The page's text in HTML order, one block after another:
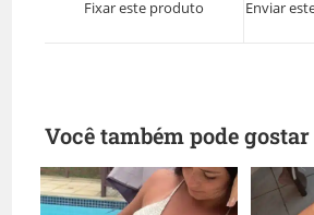
Fixar este produto Enviar
Você também pode